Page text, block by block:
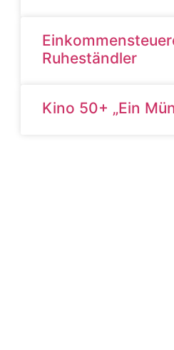
Ruheständler
Kino 50+ „Ein